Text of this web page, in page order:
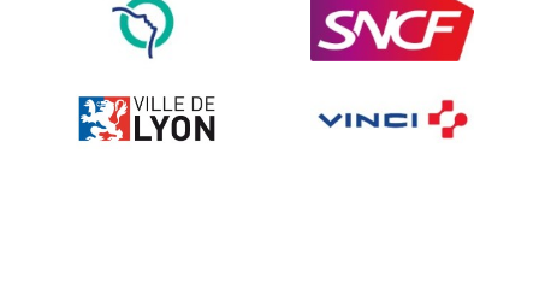
On-board road signs